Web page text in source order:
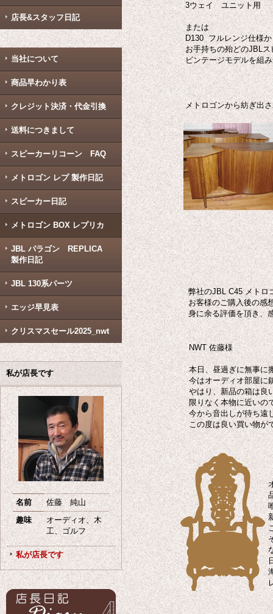
店長&スタッフ日記
当社について
商品早わかり表
クレジット決済・代金引換
送料につきまして
スピーカーリコーン FAQ
メトロゴン レプ 製作日記
スピーカー日記
メトロゴン BOX レプリカ
JBL パラゴン REPLICA
製作日記
JBL 130系パーツ
エッジ早見表
クリスマスセール2025_nwt
私が店長です
名前
佐藤 純山
趣味
オーディオ、木
工、ゴルフ
私が店長です
3ウェイ ユニット用
または
D130 フルレンジ仕様か
お手持ちの殆どのJBL
ビンテージモデルを組
メトロゴンから紡ぎ出
弊社のJBL C45 メト
お客様のご購入後の感
身に余る評価を頂き、
NWT 佐藤様
本日、昼過ぎに無事に
今はオーディオ部屋に
やはり、新品の箱は良
限りなく本物に近いの
今から音出しが待ち遠
この度は良い買い物